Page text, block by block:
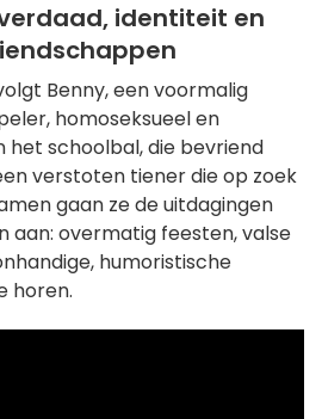
identiteit en
Benny, een voormalig
homoseksueel en
het schoolbal, die bevriend
verstoten tiener die op zoek
gaan ze de uitdagingen
aan: overmatig feesten, valse
humoristische
horen.